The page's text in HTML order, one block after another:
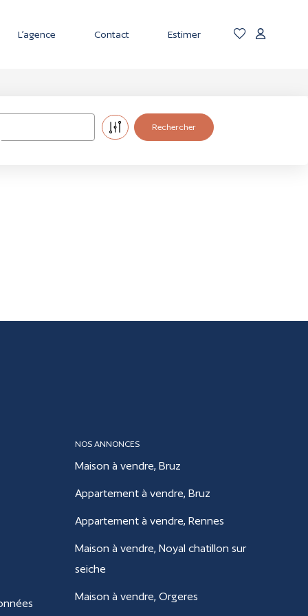
L’agence Contact Estimer
NOS ANNONCES
Maison à vendre, Bruz
Appartement à vendre, Bruz
Appartement à vendre, Rennes
Maison à vendre, Noyal chatillon sur
seiche
Maison à vendre, Orgeres